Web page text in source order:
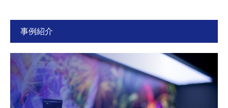
事例紹介